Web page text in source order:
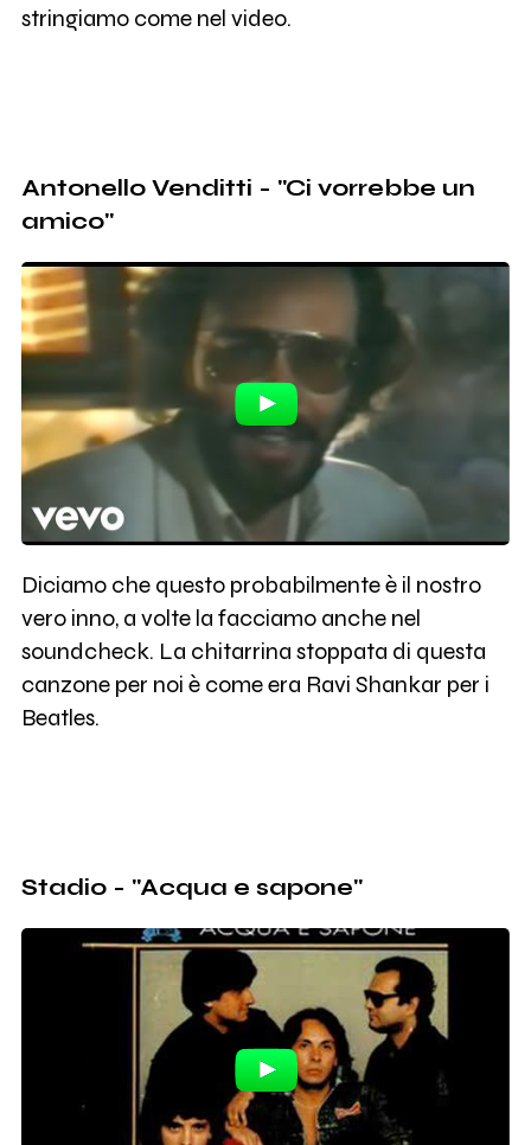
stringiamo come nel video.
Antonello Venditti - "Ci vorrebbe un
amico"
Diciamo che questo probabilmente è il nostro
vero inno, a volte la facciamo anche nel
soundcheck. La chitarrina stoppata di questa
canzone per noi è come era Ravi Shankar per i
Beatles.
Stadio - "Acqua e sapone"